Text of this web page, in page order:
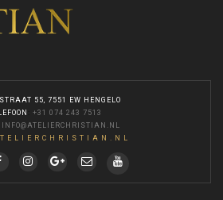
55, 7551 EW HENGELO
+31 074 243 7513
INFO@ATELIERCHRISTIAN.NL